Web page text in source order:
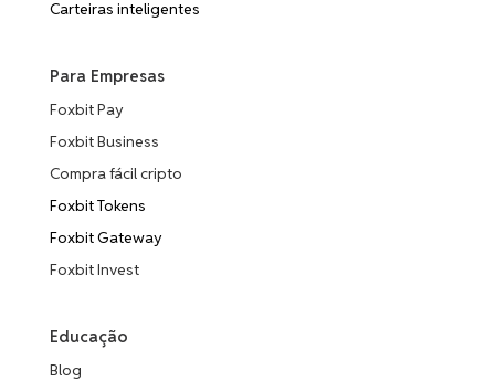
Carteiras inteligentes
Para Empresas
Foxbit Pay
Foxbit Business
Compra fácil cripto
Foxbit Tokens
Foxbit Gateway
Foxbit Invest
Educação
Blog